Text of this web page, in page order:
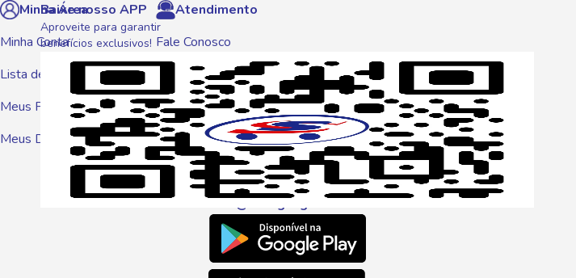
Minha Área
Minha Conta
Lista de Compras
Meus Pedidos
Meus Descontos
Atendimento
Fale Conosco
WhatsApp
Telefone
0800 016 6680
E-mail
atendimento@savegnago.com.br
Baixe nosso APP
Aproveite para garantir
benefícios exclusivos!